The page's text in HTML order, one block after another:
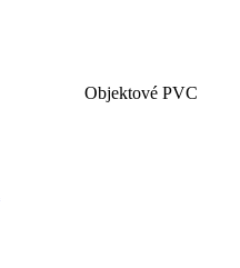
Objektové PVC